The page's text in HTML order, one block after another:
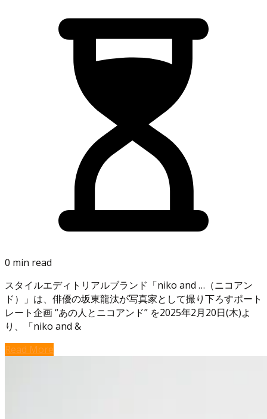
0 min read
スタイルエディトリアルブランド「niko and …（ニコアン
ド）」は、俳優の坂東龍汰が写真家として撮り下ろすポート
レート企画 “あの人とニコアンド” を2025年2月20日(木)よ
り、「niko and &
Read More